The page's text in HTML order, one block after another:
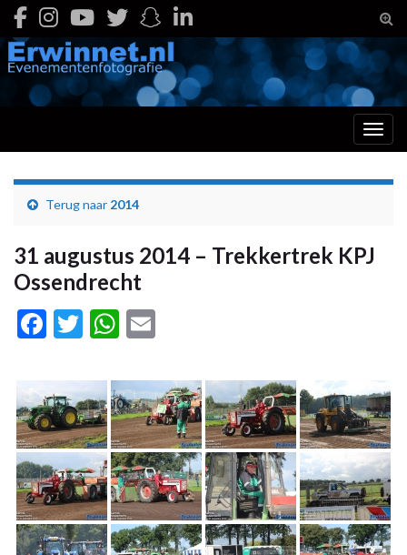
Terug naar 2014
31 augustus 2014 – Trekkertrek KPJ
Ossendrecht
Facebook
TwitterWhatsApp